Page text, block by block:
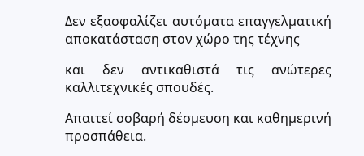
Δεν εξασφαλίζει αυτόματα επαγγελματική
αποκατάσταση στον χώρο της τέχνης
και δεν αντικαθιστά τις ανώτερες
καλλιτεχνικές σπουδές.
Απαιτεί σοβαρή δέσμευση και καθημερινή
προσπάθεια.